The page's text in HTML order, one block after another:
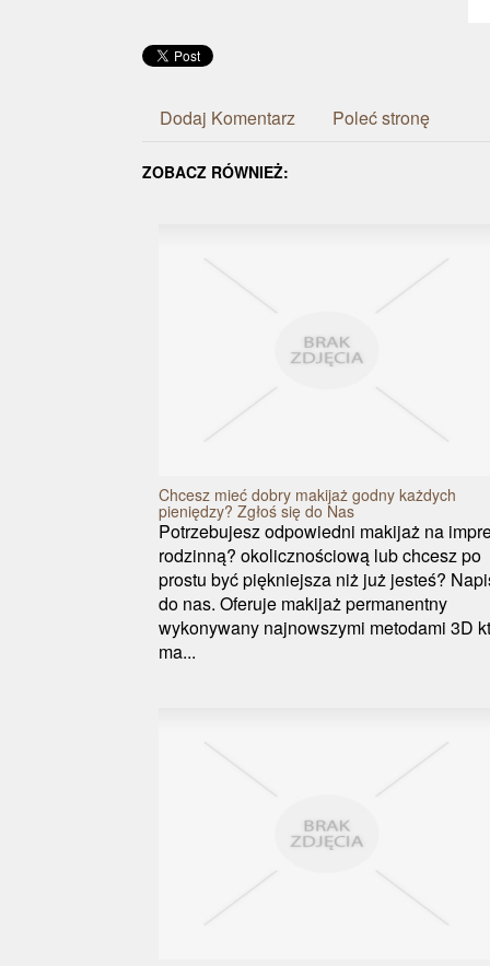
Dodaj Komentarz Poleć stronę
ZOBACZ RÓWNIEŻ:
Chcesz mieć dobry makijaż godny każdych
pieniędzy? Zgłoś się do Nas
Potrzebujesz odpowiedni makijaż na
rodzinną? okolicznościową lub chcesz po
prostu być piękniejsza niż już jesteś?
do nas. Oferuje makijaż permanentny
wykonywany najnowszymi metodami 3D
ma...